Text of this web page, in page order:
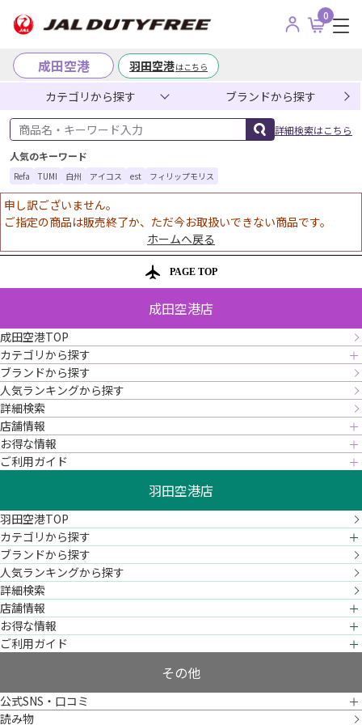
0
成田空港 羽田空港はこちら
カテゴリから探す ブランドから探す
商品名・キーワード入力
詳細検索はこちら
人気のキーワード
Refa TUMI 白州 アイコス est フィリップモリス
申し訳ございません。
ご指定の商品は販売終了か、ただ今お取扱いできない商品です。
ホームへ戻る
PAGE TOP
成田空港店
成田空港TOP
カテゴリから探す
ブランドから探す
人気ランキングから探す
詳細検索
店舗情報
お得な情報
ご利用ガイド
羽田空港店
羽田空港TOP
カテゴリから探す
ブランドから探す
人気ランキングから探す
詳細検索
店舗情報
お得な情報
ご利用ガイド
その他
公式SNS・口コミ
読み物